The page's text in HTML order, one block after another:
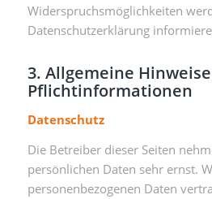
Widerspruchsmöglichkeiten
Datenschutzerklärung
3. Allgemeine
Pflichtinformationen
Datenschutz
Die Betreiber dieser Seiten
persönlichen Daten sehr ernst.
personenbezogenen Daten